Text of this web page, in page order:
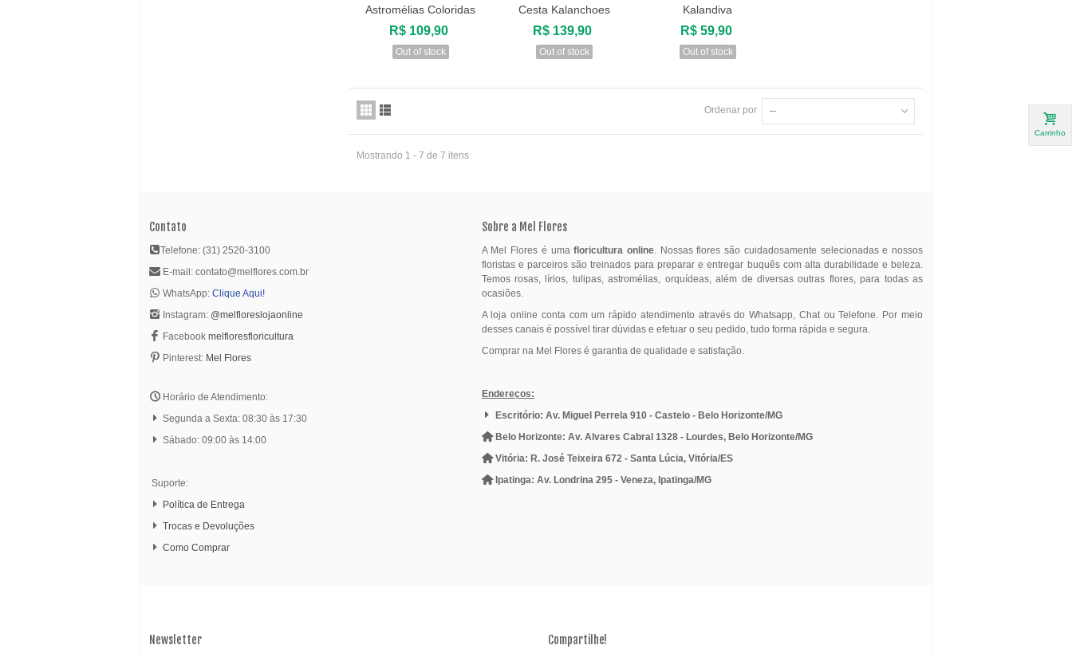
Visualizar
Astromélias Coloridas
R$ 109,90
Out of stock
Visualizar
Cesta Kalanchoes
R$ 139,90
Out of stock
Visualizar
Kalandiva
R$ 59,90
Out of stock
Ordenar por --
Mostrando 1 - 7 de 7 itens
Contato
Telefone: (31) 2520-3100
E-mail: contato@melflores.com.br
WhatsApp: Clique Aqui!
Instagram: @melfloreslojaonline
Facebook melfloresfloricultura
Pinterest: Mel Flores
Horário de Atendimento:
Segunda a Sexta: 08:30 às 17:30
Sábado: 09:00 às 14:00
Suporte:
Política de Entrega
Trocas e Devoluções
Como Comprar
Sobre a Mel Flores
A Mel Flores é umafloricultura online. Nossas flores são cuidadosamente selecionadas e nossos
floristas e parceiros são treinados para preparar e entregar buquês com alta durabilidade e beleza.
Temos rosas, lírios, tulipas, astromélias, orquídeas, além de diversas outras flores, para todas as
ocasiões.
A loja online conta com um rápido atendimento através do Whatsapp, Chat ou Telefone. Por meio
desses canais é possível tirar dúvidas e efetuar o seu pedido, tudo forma rápida e segura.
Comprar na Mel Flores é garantia de qualidade e satisfação.
Endereços:
Escritório: Av. Miguel Perrela 910 - Castelo - Belo Horizonte/MG
Belo Horizonte: Av. Alvares Cabral 1328 - Lourdes, Belo Horizonte/MG
Vitória: R. José Teixeira 672 - Santa Lúcia, Vitória/ES
Ipatinga: Av. Londrina 295 - Veneza, Ipatinga/MG
Newsletter Compartilhe!
Carrinho